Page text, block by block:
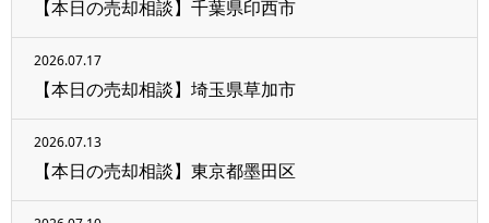
【本日の売却相談】千葉県印西市
2026.07.17
【本日の売却相談】埼玉県草加市
2026.07.13
【本日の売却相談】東京都墨田区